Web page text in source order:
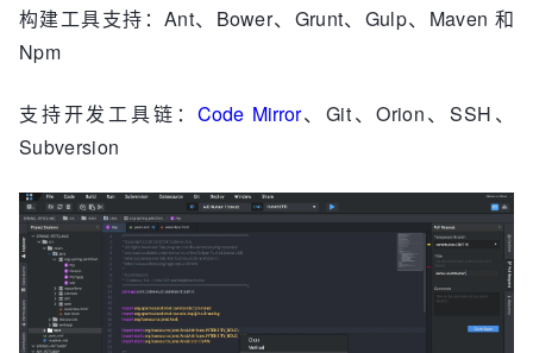
构建工具支持：Ant、Bower、Grunt、Gulp、Maven 和
Npm
支持开发工具链：Code Mirror、Git、Orion、SSH、
Subversion